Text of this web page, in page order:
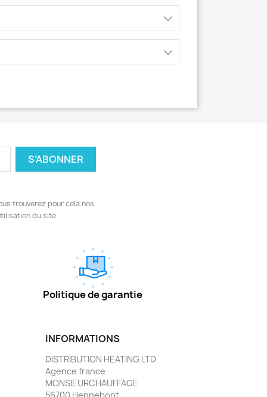
trouverez pour cela nos
du site.
Politique de garantie
INFORMATIONS
DISTRIBUTION HEATING.LTD
Agence france
MONSIEURCHAUFFAGE